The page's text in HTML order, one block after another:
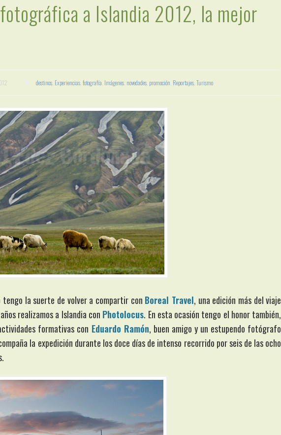
a Islandia 2012, la mejor
destinos, Experiencias, fotografía Imágenes, novedades, promoción Reportajes, Turismo
tengo la suerte de volver a compartir con Boreal Travel, una edición más del viaje
realizamos a Islandia con Photolocus. En esta ocasión tengo el honor también,
formativas con Eduardo Ramón, buen amigo y un estupendo fotógrafo
la expedición durante los doce días de intenso recorrido por seis de las ocho